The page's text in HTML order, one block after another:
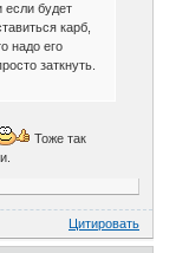
если будет
карб,
надо его
заткнуть.
Тоже так
Цитировать